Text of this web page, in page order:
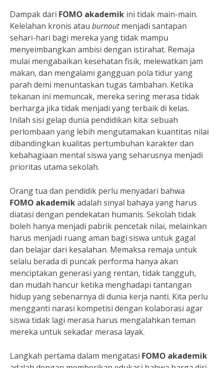
Dampak dari FOMO akademik ini tidak main-main.
Kelelahan kronis atau burnoutmenjadi santapan
sehari-hari bagi mereka yang tidak mampu
menyeimbangkan ambisi dengan istirahat. Remaja
mulai mengabaikan kesehatan fisik, melewatkan jam
makan, dan mengalami gangguan pola tidur yang
parah demi menuntaskan tugas tambahan. Ketika
tekanan ini memuncak, mereka sering merasa tidak
berharga jika tidak menjadi yang terbaik di kelas.
Inilah sisi gelap dunia pendidikan kita: sebuah
perlombaan yang lebih mengutamakan kuantitas nilai
dibandingkan kualitas pertumbuhan karakter dan
kebahagiaan mental siswa yang seharusnya menjadi
prioritas utama sekolah.
Orang tua dan pendidik perlu menyadari bahwa
FOMO akademikadalah sinyal bahaya yang harus
diatasi dengan pendekatan humanis. Sekolah tidak
boleh hanya menjadi pabrik pencetak nilai, melainkan
harus menjadi ruang aman bagi siswa untuk gagal
dan belajar dari kesalahan. Memaksa remaja untuk
selalu berada di puncak performa hanya akan
menciptakan generasi yang rentan, tidak tangguh,
dan mudah hancur ketika menghadapi tantangan
hidup yang sebenarnya di dunia kerja nanti. Kita perlu
mengganti narasi kompetisi dengan kolaborasi agar
siswa tidak lagi merasa harus mengalahkan teman
mereka untuk sekadar merasa layak.
Langkah pertama dalam mengatasi FOMO akademik